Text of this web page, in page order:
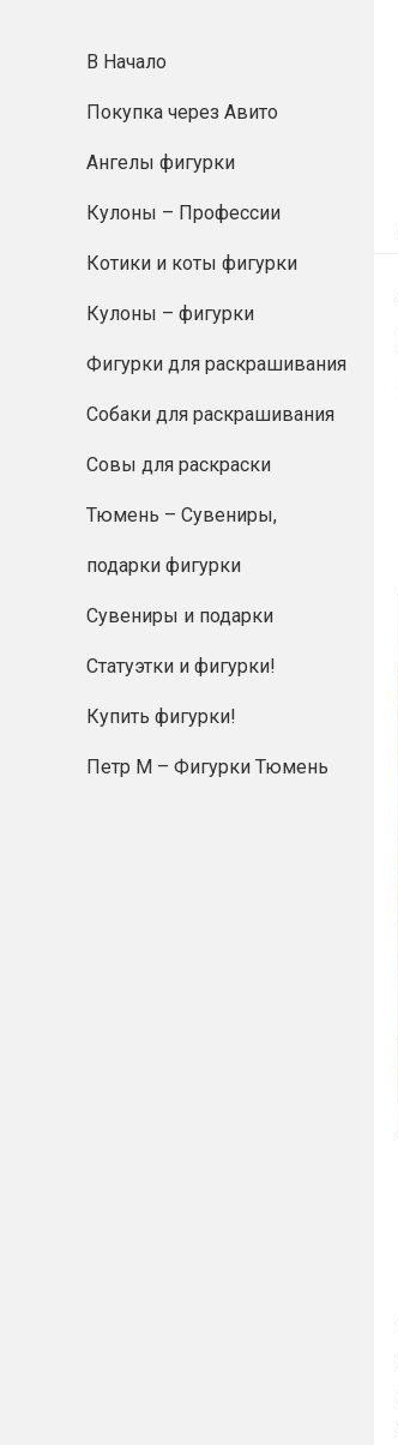
В Начало
Покупка через Авито
Ангелы фигурки
Кулоны – Профессии
Котики и коты фигурки
Кулоны – фигурки
Фигурки для раскрашивания
Собаки для раскрашивания
Совы для раскраски
Тюмень – Сувениры,
подарки фигурки
Сувениры и подарки
Статуэтки и фигурки!
Купить фигурки!
Петр М – Фигурки Тюмень